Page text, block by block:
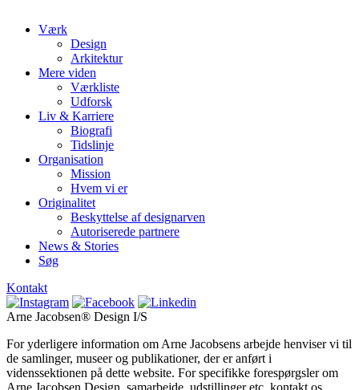
Værk
Design
Arkitektur
Mere viden
Værkliste
Udforsk
Liv & Karriere
Biografi
Tidslinje
Organisation
Mission
Hvem vi er
Originalitet
Beskyttelse af designarven
Autoriserede partnere
News & Stories
Søg
Kontakt
Arne Jacobsen® Design I/S
For yderligere information om Arne Jacobsens arbejde henviser vi til
de samlinger, museer og publikationer, der er anført i
videnssektionen på dette website. For specifikke forespørgsler om
Arne Jacobsen Design, samarbejde, udstillinger etc. kontakt os